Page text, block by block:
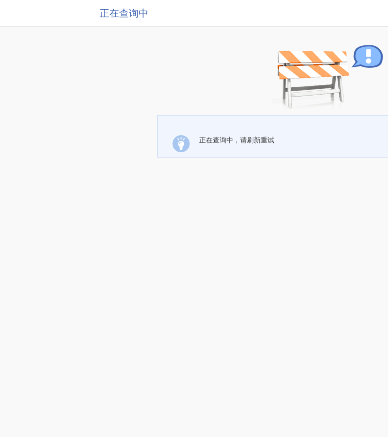
正在查询中
正在查询中，请刷新重试